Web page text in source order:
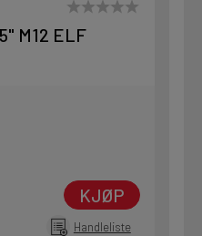
M12 ELF
KJØP
Handleliste